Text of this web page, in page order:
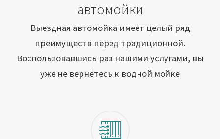
Как это работает
Сотрудничество
Вакансии
автомойки
Выездная автомойка имеет целый ряд
преимуществ перед традиционной.
Воспользовавшись раз нашими услугами, вы
уже не вернётесь к водной мойке